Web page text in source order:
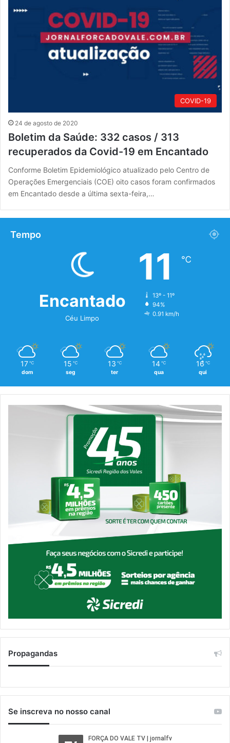
COVID-19
24 de agosto de 2020
Boletim da Saúde: 332 casos / 313
recuperados da Covid-19 em Encantado
Conforme Boletim Epidemiológico atualizado pelo Centro de
Operações Emergenciais (COE) oito casos foram confirmados
em Encantado desde a última sexta-feira,…
Tempo
Encantado
Céu Limpo
11 ℃
13º - 11º
94%
0.91 km/h
17 ℃
dom
15 ℃
seg
13 ℃
ter
14 ℃
qua
16 ℃
qui
Propagandas
Se inscreva no nosso canal